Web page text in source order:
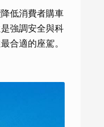
低消費者購車
強調安全與科
合適的座駕。